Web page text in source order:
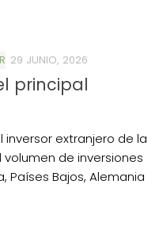
29 JUNIO, 2026
principal
inversor extranjero de la
volumen de inversiones
Países Bajos, Alemania